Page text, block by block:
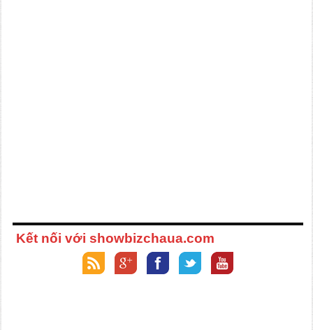
Kết nối với showbizchaua.com